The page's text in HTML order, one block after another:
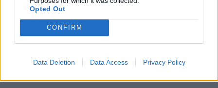
Opted Out
CONFIRM
Data Deletion Data Access Privacy Policy